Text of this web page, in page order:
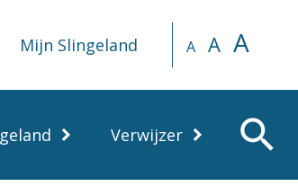
Mijn Slingeland A A A
Verwijzer search